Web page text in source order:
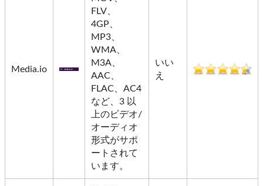
Media.io
FLV、
4GP、
MP3、
WMA、
M3A、
AAC、
FLAC、AC4
など、3 以
上のビデオ/
オーディオ
形式がサポ
ートされて
います。
いい
え